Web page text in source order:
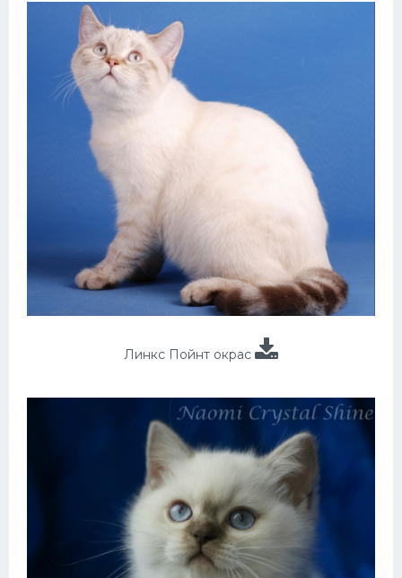
Линкс Пойнт окрас